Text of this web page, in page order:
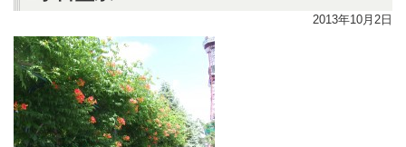
2013年10月2日